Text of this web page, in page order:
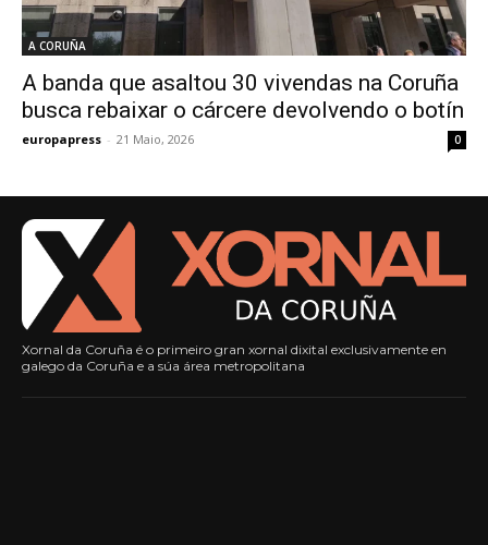
A CORUÑA
A banda que asaltou 30 vivendas na Coruña
busca rebaixar o cárcere devolvendo o botín
europapress - 21 Maio, 2026 0
Xornal da Coruña é o primeiro gran xornal dixital exclusivamente en
galego da Coruña e a súa área metropolitana